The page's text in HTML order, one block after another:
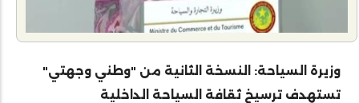
وزيرة السياحة: النسخة الثانية من "وطني وجهتي"
تستهدف ترسيخ ثقافة السياحة الداخلية